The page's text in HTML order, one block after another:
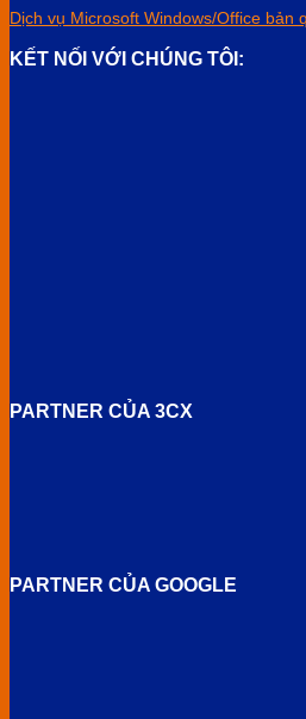
Dịch vụ Microsoft Windows/Office bản
KẾT NỐI VỚI CHÚNG TÔI:
PARTNER CỦA 3CX
PARTNER CỦA GOOGLE